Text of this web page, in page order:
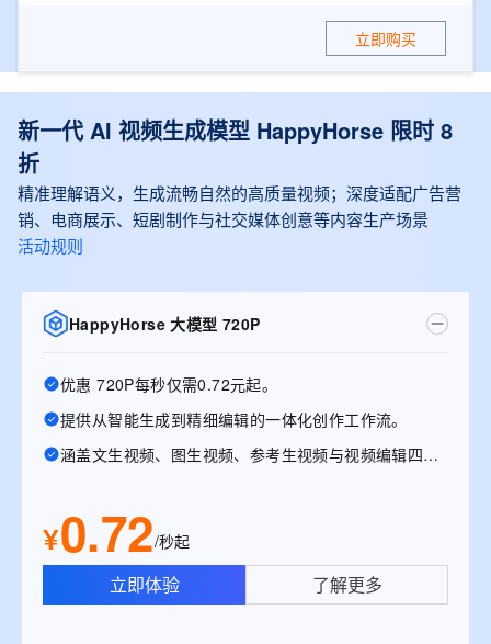
立即购买
新一代 AI 视频生成模型 HappyHorse 限时 8
折
精准理解语义，生成流畅自然的高质量视频；深度适配广告营
销、电商展示、短剧制作与社交媒体创意等内容生产场景
活动规则
HappyHorse 大模型 720P
优惠 720P每秒仅需0.72元起。
提供从智能生成到精细编辑的一体化创作工作流。
涵盖文生视频、图生视频、参考生视频与视频编辑四大能力
¥0.72/秒起
立即体验 了解更多